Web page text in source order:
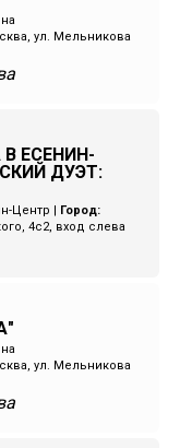
ул. Мельникова
ЕСЕНИН-
ДУЭТ:
Центр
Город:
4с2, вход слева
ул. Мельникова